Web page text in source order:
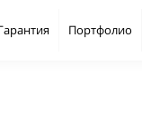
Портфолио